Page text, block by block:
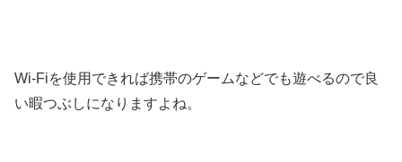
Wi-Fiを使用できれば携帯のゲームなどでも遊べるので良
い暇つぶしになりますよね。